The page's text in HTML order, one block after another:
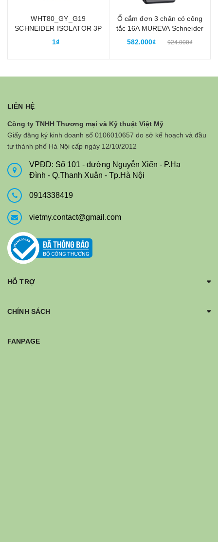
WHT80_GY_G19
SCHNEIDER ISOLATOR 3P
80A Cầu dao ngắt điện
1₫
Ổ cắm đơn 3 chân có công
tắc 16A MUREVA Schneider
MUR36024 chống thấm
582.000₫ 924.000₫
LIÊN HỆ
Công ty TNHH Thương mại và Kỹ thuật Việt Mỹ
Giấy đăng ký kinh doanh số 0106010657 do sở kế hoạch và đầu
tư thành phố Hà Nội cấp ngày 12/10/2012
VPĐD: Số 101 - đường Nguyễn Xiển - P.Hạ
Đình - Q.Thanh Xuân - Tp.Hà Nội
0914338419
vietmy.contact@gmail.com
HỖ TRỢ
CHÍNH SÁCH
FANPAGE